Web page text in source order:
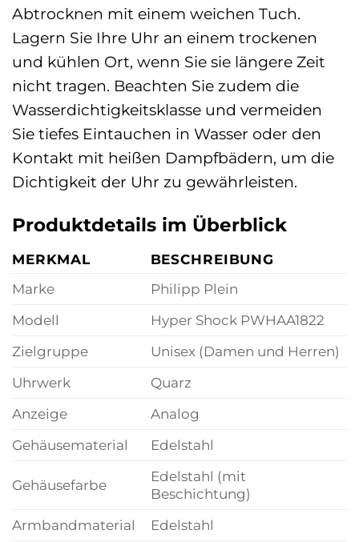
Abtrocknen mit einem weichen Tuch.
Lagern Sie Ihre Uhr an einem trockenen
und kühlen Ort, wenn Sie sie längere Zeit
nicht tragen. Beachten Sie zudem die
Wasserdichtigkeitsklasse und vermeiden
Sie tiefes Eintauchen in Wasser oder den
Kontakt mit heißen Dampfbädern, um die
Dichtigkeit der Uhr zu gewährleisten.
Produktdetails im Überblick
MERKMAL
BESCHREIBUNG
Marke
Philipp Plein
Modell
Hyper Shock PWHAA1822
Zielgruppe
Unisex (Damen und Herren)
Uhrwerk
Quarz
Anzeige
Analog
Gehäusematerial
Edelstahl
Gehäusefarbe
Edelstahl (mit
Beschichtung)
Armbandmaterial
Edelstahl